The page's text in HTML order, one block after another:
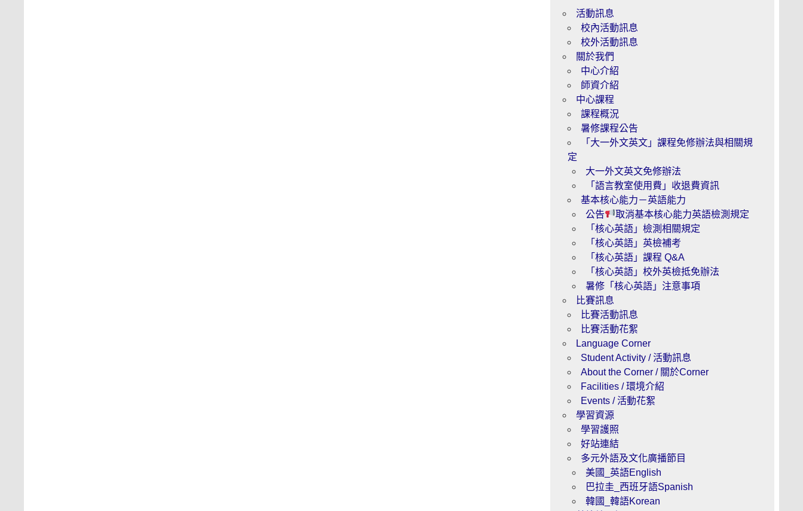
活動訊息
校內活動訊息
校外活動訊息
關於我們
中心介紹
師資介紹
中心課程
課程概況
暑修課程公告
「大一外文英文」課程免修辦法與相關規
定
大一外文英文免修辦法
「語言教室使用費」收退費資訊
基本核心能力－英語能力
公告
取消基本核心能力英語檢測規定
「核心英語」檢測相關規定
「核心英語」英檢補考
「核心英語」課程 Q&A
「核心英語」校外英檢抵免辦法
暑修「核心英語」注意事項
比賽訊息
比賽活動訊息
比賽活動花絮
Language Corner
Student Activity / 活動訊息
About the Corner / 關於Corner
Facilities / 環境介紹
Events / 活動花絮
學習資源
學習護照
好站連結
多元外語及文化廣播節目
美國_英語English
巴拉圭_西班牙語Spanish
韓國_韓語Korean